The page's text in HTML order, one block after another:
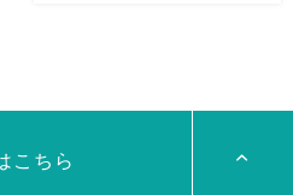
見れますので全国の皆様みてね
こちら